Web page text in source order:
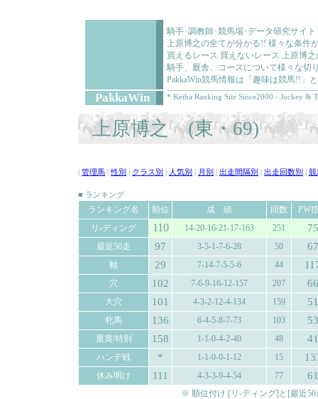
騎手･調教師･競馬場･データ研究サイ
上原博之の全てが分かる!! 様々な条件
買えるレース 買えないレース 上原博
騎手、厩舎、コースについて様々な切
PakkaWin競馬情報は「趣味は競馬!!」
PakkaWin * Keiba Ranking Site Since2000 - Jockey &
上原博之 (東・69)
管理馬 |性別 クラス別 人気別 月別 出走間隔別 出走回数別 競
■ ランキング
ランキング名 順位 成 績 回数
PW
リ-ディング
110 14-20-16-21-17-163 251 75
最近50走 97 3-5-1-7-6-28 50 67
軸 29 7-14-7-5-5-6 44
穴 102 7-6-9-16-12-157 207 66
大穴 101 4-3-2-12-4-134 159 51
牝馬 136 6-4-5-8-7-73 103 53
重賞/特別 158 1-1-0-4-2-40 48 41
ハンデ戦 * 1-1-0-0-1-12 15
休み明け 111 4-3-3-9-4-54 77 61
※ 順位付け [リ-ディング]と[最近